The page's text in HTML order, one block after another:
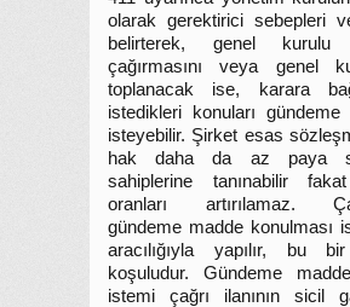
olarak gerektirici sebepleri
belirterek, genel kurulu
çağırmasını veya genel
toplanacak ise, karara
istedikleri konuları gündeme
isteyebilir. Şirket esas
hak daha da az paya
sahiplerine tanınabilir
oranları artırılamaz.
gündeme madde konulması
aracılığıyla yapılır, bu
koşuludur. Gündeme
istemi çağrı ilanının sicil